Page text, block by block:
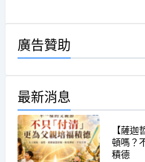
廣告贊助
最新消息
【薩
頓嗎？
積德